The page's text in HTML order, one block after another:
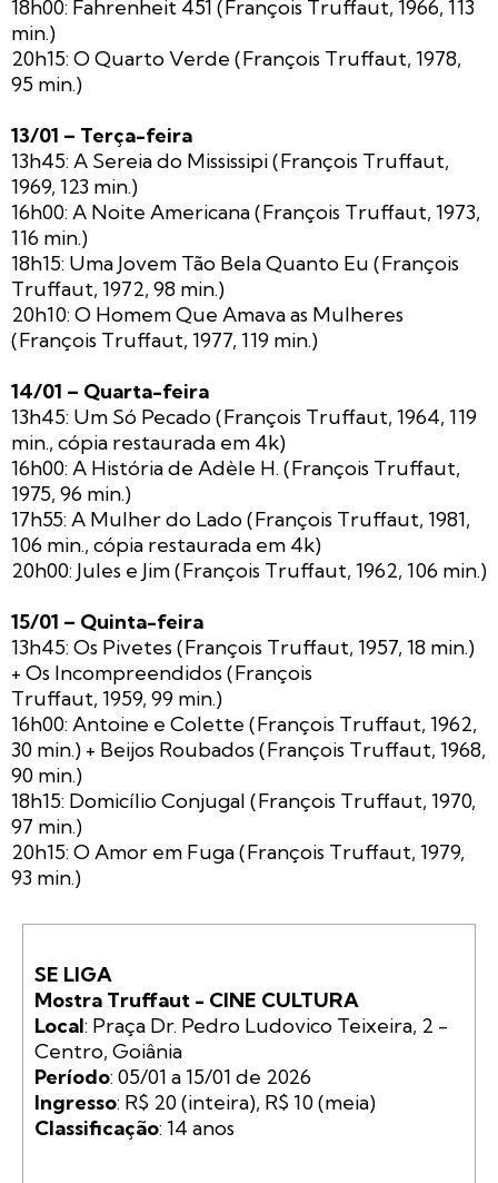
18h00: Fahrenheit 451 (François Truffaut, 1966, 113
min.)
20h15: O Quarto Verde (François Truffaut, 1978,
95 min.)
13/01 – Terça-feira
13h45: A Sereia do Mississipi (François Truffaut,
1969, 123 min.)
16h00: A Noite Americana (François Truffaut, 1973,
116 min.)
18h15: Uma Jovem Tão Bela Quanto Eu (François
Truffaut, 1972, 98 min.)
20h10: O Homem Que Amava as Mulheres
(François Truffaut, 1977, 119 min.)
14/01 – Quarta-feira
13h45: Um Só Pecado (François Truffaut, 1964, 119
min., cópia restaurada em 4k)
16h00: A História de Adèle H. (François Truffaut,
1975, 96 min.)
17h55: A Mulher do Lado (François Truffaut, 1981,
106 min., cópia restaurada em 4k)
20h00: Jules e Jim (François Truffaut, 1962, 106 min.)
15/01 – Quinta-feira
13h45: Os Pivetes (François Truffaut, 1957, 18 min.)
+ Os Incompreendidos (François
Truffaut, 1959, 99 min.)
16h00: Antoine e Colette (François Truffaut, 1962,
30 min.) + Beijos Roubados (François Truffaut, 1968,
90 min.)
18h15: Domicílio Conjugal (François Truffaut, 1970,
97 min.)
20h15: O Amor em Fuga (François Truffaut, 1979,
93 min.)
SE LIGA
Mostra Truffaut - CINE CULTURA
Local: Praça Dr. Pedro Ludovico Teixeira, 2 -
Período
Ingresso
Classificação: 14 anos